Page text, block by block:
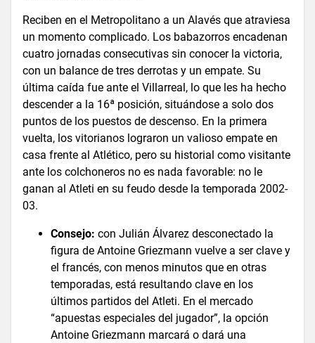
Reciben en el Metropolitano a un Alavés que atraviesa
un momento complicado. Los babazorros encadenan
cuatro jornadas consecutivas sin conocer la victoria,
con un balance de tres derrotas y un empate. Su
última caída fue ante el Villarreal, lo que les ha hecho
descender a la 16ª posición, situándose a solo dos
puntos de los puestos de descenso. En la primera
vuelta, los vitorianos lograron un valioso empate en
casa frente al Atlético, pero su historial como visitante
ante los colchoneros no es nada favorable: no le
ganan al Atleti en su feudo desde la temporada 2002-
03.
Consejo: con Julián Álvarez desconectado la
figura de Antoine Griezmann vuelve a ser clave y
el francés, con menos minutos que en otras
temporadas, está resultando clave en los
últimos partidos del Atleti. En el mercado
“apuestas especiales del jugador”, la opción
Antoine Griezmann marcará o dará una